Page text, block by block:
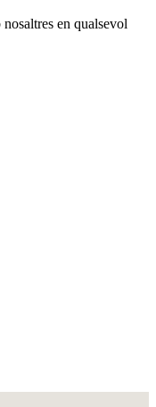
en qualsevol